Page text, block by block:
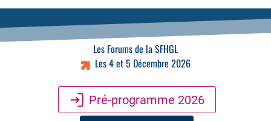
Les Forums de la SFHGL
Les 4 et 5 Décembre 2026
Pré-programme 2026